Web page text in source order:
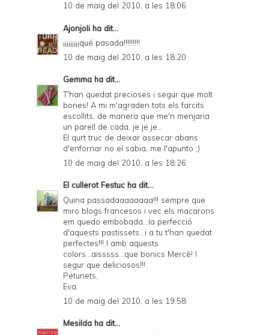
10 de maig del 2010, a les 18:06
Ajonjoli ha dit...
¡¡¡¡¡¡¡¡¡qué pasada!!!!!!!!!
10 de maig del 2010, a les 18:20
Gemma ha dit...
T'han quedat precioses i segur que molt
bones! A mi m'agraden tots els farcits
escollits, de manera que me'n menjaria
un parell de cada, je je je...
El qurt truc de deixar assecar abans
d'enfornar no el sabia, me l'apunto ;)
10 de maig del 2010, a les 18:26
El cullerot Festuc ha dit...
Quina passadaaaaaaaa!!! sempre que
miro blogs francesos i vec els macarons
em quedo embobada...la perfecció
d'aquests pastissets...i a tu t'han quedat
perfectes!!! I amb aquests
colors...aisssss...que bonics Mercè! I
segur que deliciosos!!!
Petunets,
Eva.
10 de maig del 2010, a les 19:58
Mesilda ha dit...